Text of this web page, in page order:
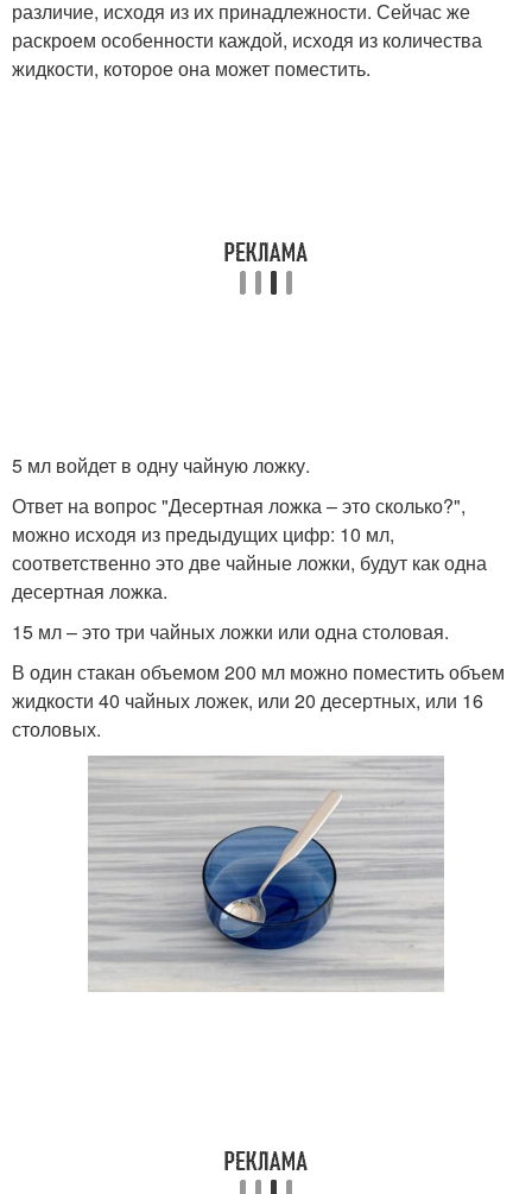
Муки в десертной
ложке
Муки в чайную ложку
различие, исходя из их принадлежности. Сейчас же
раскроем особенности каждой, исходя из количества
жидкости, которое она может поместить.
5 мл войдет в одну чайную ложку.
Ответ на вопрос "Десертная ложка – это сколько?",
можно исходя из предыдущих цифр: 10 мл,
соответственно это две чайные ложки, будут как одна
десертная ложка.
15 мл – это три чайных ложки или одна столовая.
В один стакан объемом 200 мл можно поместить объем
жидкости 40 чайных ложек, или 20 десертных, или 16
столовых.